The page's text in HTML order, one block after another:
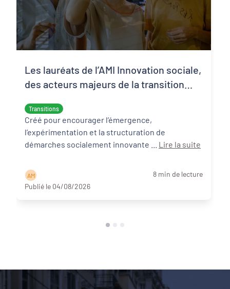
Transitions
Les lauréats de l’AMI Innovation sociale,
des acteurs majeurs de la transition
Créé pour encourager l’émergence,
l’expérimentation et la structuration de
Lire la suite
A M
8 min de lecture
Publié le 04/08/2026